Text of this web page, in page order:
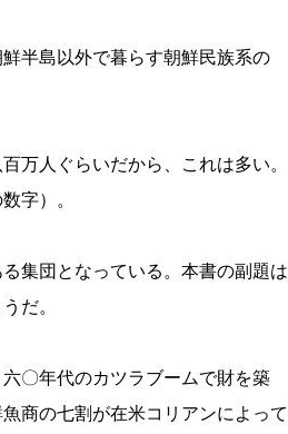
半島以外で暮らす朝鮮民族系の
万人ぐらいだから、これは多い。
字）。
集団となっている。本書の副題は
だ。
〇年代のカツラブームで財を築
商の七割が在米コリアンによって